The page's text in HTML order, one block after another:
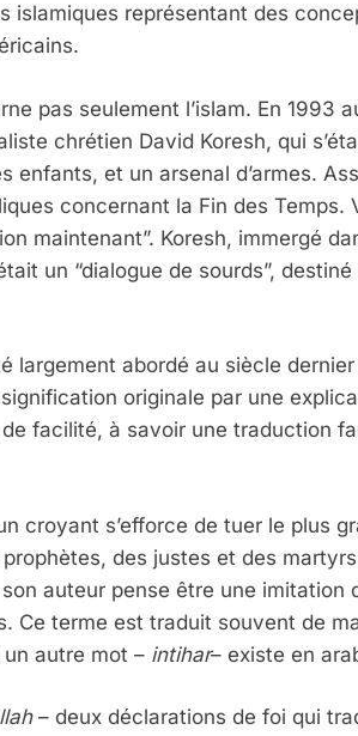
islamiques représentant des
pas seulement l’islam. En 1993
chrétien David Koresh, qui
et un arsenal d’armes.
concernant la Fin des
maintenant”. Koresh, immergé
un “dialogue de sourds”,
largement abordé au siècle
originale par une
facilité, à savoir une traduction
croyant s’efforce de tuer le plus
des justes et des
auteur pense être une
Ce terme est traduit souvent de
autre mot – intihar– existe en
– deux déclarations de foi qui